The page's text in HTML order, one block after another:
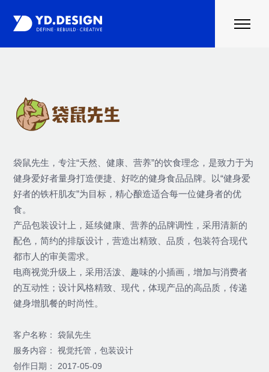
关于云度
袋鼠先生，专注“天然、健康、营养”的饮食理念，是致力于为
健身爱好者量身打造便捷、好吃的健身食品品牌。以“健身爱
好者的铁杆肌友”为目标，精心酿造适合每一位健身者的优
食。
产品包装设计上，延续健康、营养的品牌调性，采用清新的
配色，简约的排版设计，营造出精致、品质，包装符合现代
都市人的审美需求。
电商视觉升级上，采用活泼、趣味的小插画，增加与消费者
的互动性；设计风格精致、现代，体现产品的高品质，传递
健身增肌餐的时尚性。
客户名称： 袋鼠先生
服务内容： 视觉托管，包装设计
创作日期： 2017-05-09